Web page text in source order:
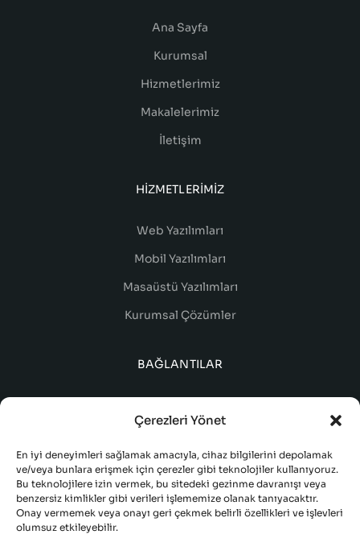
Çerezleri Yönet
En iyi deneyimleri sağlamak amacıyla, cihaz bilgilerini depolamak
ve/veya bunlara erişmek için çerezler gibi teknolojiler kullanıyoruz.
Bu teknolojilere izin vermek, bu sitedeki gezinme davranışı veya
benzersiz kimlikler gibi verileri işlememize olanak tanıyacaktır.
Onay vermemek veya onayı geri çekmek belirli özellikleri ve işlevleri
olumsuz etkileyebilir.
Ana Sayfa
Kurumsal
Hizmetlerimiz
Makalelerimiz
İletişim
HIZMETLERIMIZ
Web Yazılımları
Mobil Yazılımları
Masaüstü Yazılımları
Kurumsal Çözümler
BAĞLANTILAR